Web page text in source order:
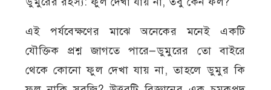
এই পর্যবেক্ষণের মাঝে অনেকের মনেই একটি
যৌক্তিক প্রশ্ন জাগতে পারে—ডুমুরের তো বাইরে
থেকে কোনো ফুল দেখা যায় না, তাহলে ডুমুর কি